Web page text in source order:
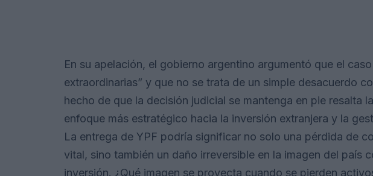
En su apelación, el gobierno argentino argumentó que el
extraordinarias” y que no se trata de un simple desacuerdo
hecho de que la decisión judicial se mantenga en pie resalta
enfoque más estratégico hacia la inversión extranjera y la
La entrega de YPF podría significar no solo una pérdida de
vital, sino también un daño irreversible en la imagen del país
inversión. ¿Qué imagen se proyecta cuando se pierden